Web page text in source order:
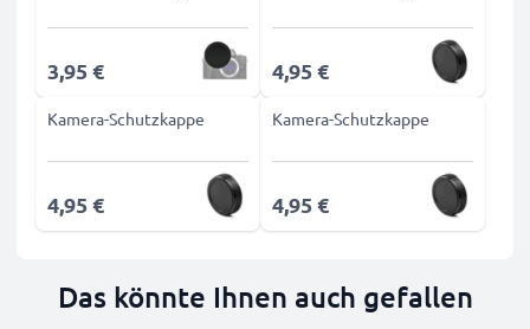
3,95 € 4,95 €
Kamera-Schutzkappe
4,95 €
Kamera-Schutzkappe
4,95 €
Das könnte Ihnen auch gefallen